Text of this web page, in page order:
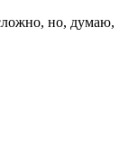
но, думаю,